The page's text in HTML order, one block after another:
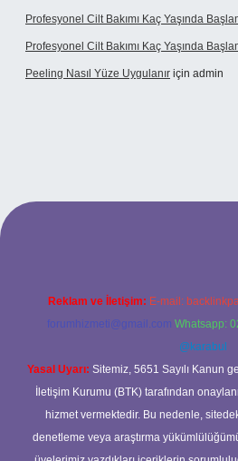
Profesyonel Cilt Bakımı Kaç Yaşında
Profesyonel Cilt Bakımı Kaç Yaşında
Peeling Nasıl Yüze Uygulanır için admin
Reklam ve İletişim: E-mail:
forumhizmeti@gmail.com Whatsapp:
@karabul
Yasal Uyarı: Sitemiz, 5651 Sayılı Kanun
İletişim Kurumu (BTK) tarafından
hizmet vermektedir. Bu nedenle,
denetleme veya araştırma